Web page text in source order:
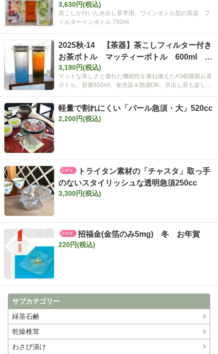
【夏ギフト】
3,630円(税込)
茶こしが付いた水出し茶専用、ワインボトル型の茶器 フ
ィルターインボトル 750ml
2025秋-14 【茶器】茶こしフィルター付き
お茶ボトル マッティーボトル 600ml 食
洗器ＯＫ 熱湯ＯＫ 水出し茶
3,190円(税込)
マットな美しさと優れた機能性を兼ね備えたAS樹脂製お茶
ボトル。容量650ml、食洗器＆熱湯OK。水出し茶も楽しめ
軽量で割れにくい「パール急須・大」520cc
2,200円(税込)
トライタン素材の「チャスタ」取っ手
のないスタイリッシュな透明急須250cc
3,300円(税込)
招福金(金箔のみ5mg) 冬 お年賀
220円(税込)
サブカテゴリー
緑茶石鹸
乾燥椎茸
わさび漬け